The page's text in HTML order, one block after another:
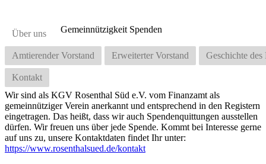
Über uns
Amtierender Vorstand Erweiterter Vorstand Geschichte
Kontakt
Gemeinnützigkeit Spenden
Wir sind als KGV Rosenthal Süd e.V. vom Finanzamt als
gemeinnütziger Verein anerkannt und entsprechend in den Registern
eingetragen. Das heißt, dass wir auch Spendenquittungen ausstellen
dürfen. Wir freuen uns über jede Spende. Kommt bei Interesse gerne
auf uns zu, unsere Kontaktdaten findet Ihr unter:
https://www.rosenthalsued.de/kontakt